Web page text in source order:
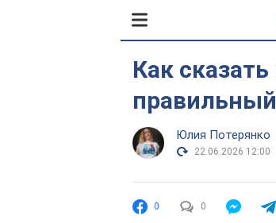
Как
Юлия Потерянко
22.06.2026 12:00
0 0